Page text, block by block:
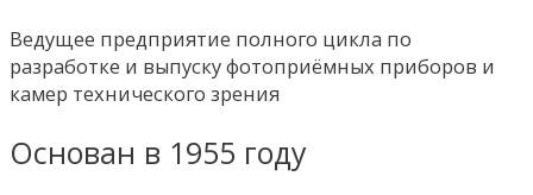
- Телевизионная аппаратура с непрерывным
ным освещением в системах преобразования
- Измери­тельные устройства.
Применение:
томографы),
ТВ прибор. ФЧУ УТК-УФ1
- высокочувствительная малогабаритная
Ведущее предприятие полного цикла по
разработке и выпуску фотоприёмных приборов и
камер технического зрения
Основан в 1955 году